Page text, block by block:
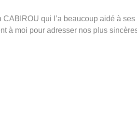
qui l’a beaucoup aidé à ses
à moi pour adresser nos plus